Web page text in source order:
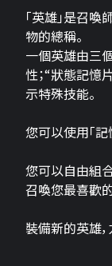
「英雄」是召
物的總稱。
一個英雄由三
性；“狀態記憶
示特殊技能。
您可以使用「
您可以自由組
召喚您最喜歡
裝備新的英雄